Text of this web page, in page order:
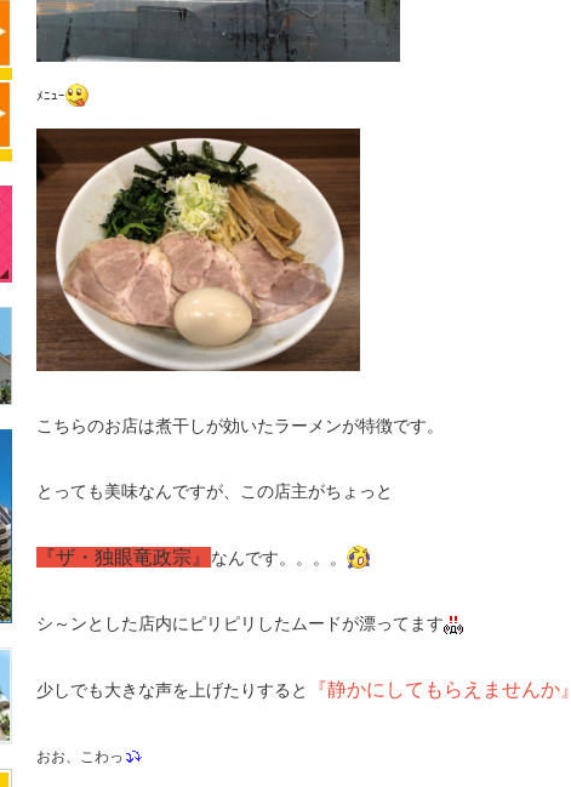
ﾒﾆｭｰ
こちらのお店は煮干しが効いたラーメンが特徴です。
とっても美味なんですが、この店主がちょっと
『ザ・独眼竜政宗』 なんです。。。。
シ～ンとした店内にピリピリしたムードが漂ってます
少しでも大きな声を上げたりすると 『静かにしてもらえませんか』
おお、こわっ